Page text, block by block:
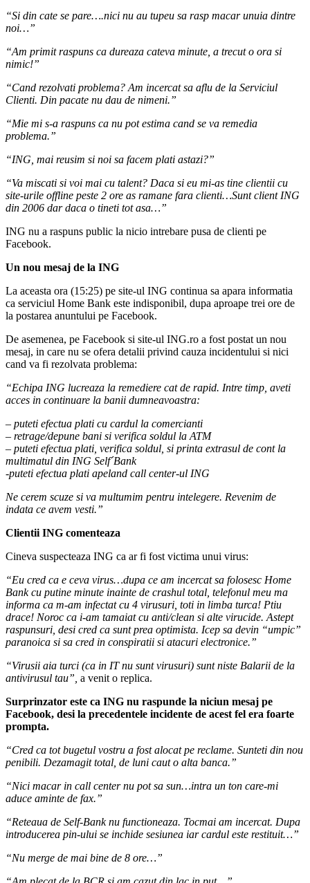
“Si din cate se pare….nici nu au tupeu sa rasp macar unuia dintre
noi…”
“Am primit raspuns ca dureaza cateva minute, a trecut o ora si
nimic!”
“Cand rezolvati problema? Am incercat sa aflu de la Serviciul
Clienti. Din pacate nu dau de nimeni.”
“Mie mi s-a raspuns ca nu pot estima cand se va remedia
problema.”
“ING, mai reusim si noi sa facem plati astazi?”
“Va miscati si voi mai cu talent? Daca si eu mi-as tine clientii cu
site-urile offline peste 2 ore as ramane fara clienti…Sunt client ING
din 2006 dar daca o tineti tot asa…”
ING nu a raspuns public la nicio intrebare pusa de clienti pe
Facebook.
Un nou mesaj de la ING
La aceasta ora (15:25) pe site-ul ING continua sa apara informatia
ca serviciul Home Bank este indisponibil, dupa aproape trei ore de
la postarea anuntului pe Facebook.
De asemenea, pe Facebook si site-ul ING.ro a fost postat un nou
mesaj, in care nu se ofera detalii privind cauza incidentului si nici
cand va fi rezolvata problema:
“Echipa ING lucreaza la remediere cat de rapid. Intre timp, aveti
acces in continuare la banii dumneavoastra:
– puteti efectua plati cu cardul la comercianti
– retrage/depune bani si verifica soldul la ATM
– puteti efectua plati, verifica soldul, si printa extrasul de cont la
multimatul din ING Self´Bank
-puteti efectua plati apeland call center-ul ING
Ne cerem scuze si va multumim pentru intelegere. Revenim de
indata ce avem vesti.”
Clientii ING comenteaza
Cineva suspecteaza ING ca ar fi fost victima unui virus:
“Eu cred ca e ceva virus…dupa ce am incercat sa folosesc Home
Bank cu putine minute inainte de crashul total, telefonul meu ma
informa ca m-am infectat cu 4 virusuri, toti in limba turca! Ptiu
drace! Noroc ca i-am tamaiat cu anti/clean si alte virucide. Astept
raspunsuri, desi cred ca sunt prea optimista. Icep sa devin “umpic”
paranoica si sa cred in conspiratii si atacuri electronice.”
“Virusii aia turci (ca in IT nu sunt virusuri) sunt niste Balarii de la
antivirusul tau”, a venit o replica.
Surprinzator este ca ING nu raspunde la niciun mesaj pe
Facebook, desi la precedentele incidente de acest fel era foarte
prompta.
“Cred ca tot bugetul vostru a fost alocat pe reclame. Sunteti din nou
penibili. Dezamagit total, de luni caut o alta banca.”
“Nici macar in call center nu pot sa sun…intra un ton care-mi
aduce aminte de fax.”
“Reteaua de Self-Bank nu functioneaza. Tocmai am incercat. Dupa
introducerea pin-ului se inchide sesiunea iar cardul este restituit…”
“Nu merge de mai bine de 8 ore…”